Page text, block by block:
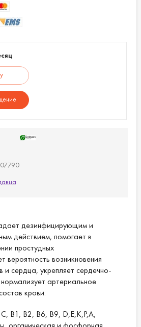
дезинфицирующим и
действием, помогает в
простудных
вероятность возникновения
и сердца, укрепляет сердечно-
артериальное
крови.
В1, В2, В6, В9, D,E,K,P,A,